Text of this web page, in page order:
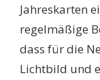
Jahreskarten
regelmäßige
dass für die
Lichtbild und